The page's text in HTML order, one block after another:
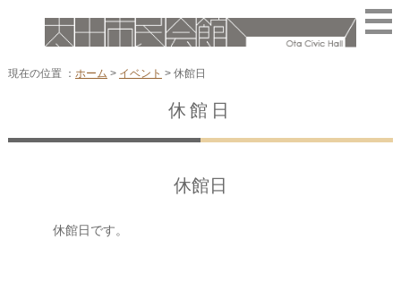
現在の位置 ： ホーム > イベント > 休館日
休館日
休館日
休館日です。